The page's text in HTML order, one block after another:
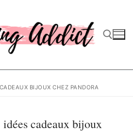
BIJOUX CHEZ PANDORA
cadeaux bijoux